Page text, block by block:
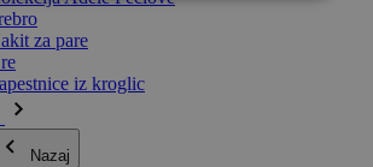
za pare
iz kroglic
Nazaj